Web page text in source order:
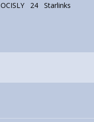
OCISLY 24 Starlinks